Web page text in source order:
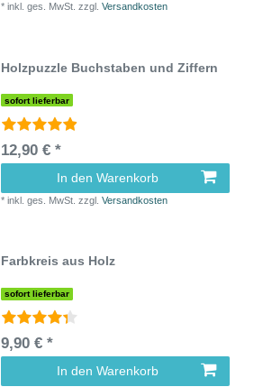
*inkl. ges. MwSt. zzgl.Versandkosten
Holzpuzzle Buchstaben und Ziffern
sofort lieferbar
12,90 € *
In den Warenkorb
*inkl. ges. MwSt. zzgl.Versandkosten
Farbkreis aus Holz
sofort lieferbar
9,90 € *
In den Warenkorb